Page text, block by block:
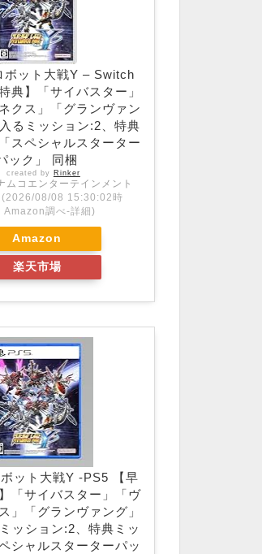
ボット大戦Y – Switch
典】「サイバスター」
クス」「グランヴァン
るミッション:2、特典
スペシャルスターター
ック」 同梱
created by Rinker
ムコエンターテインメント
(2026/08/08 15:30:02時
Amazon調べ-詳細)
Amazon
楽天市場
ット大戦Y -PS5 【早
「サイバスター」「ヴ
」「グランヴァング」
ッション:2、特典ミッ
シャルスターターパッ